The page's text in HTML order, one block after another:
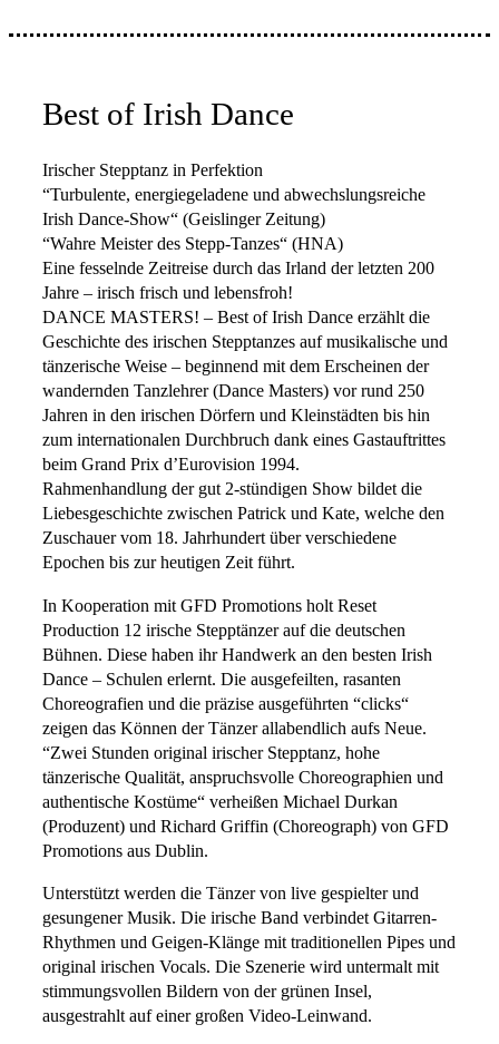
Best of Irish Dance
Irischer Stepptanz in Perfektion
“Turbulente, energiegeladene und abwechslungsreiche
Irish Dance-Show“ (Geislinger Zeitung)
“Wahre Meister des Stepp-Tanzes“ (HNA)
Eine fesselnde Zeitreise durch das Irland der letzten 200
Jahre – irisch frisch und lebensfroh!
DANCE MASTERS! – Best of Irish Dance erzählt die
Geschichte des irischen Stepptanzes auf musikalische und
tänzerische Weise – beginnend mit dem Erscheinen der
wandernden Tanzlehrer (Dance Masters) vor rund 250
Jahren in den irischen Dörfern und Kleinstädten bis hin
zum internationalen Durchbruch dank eines Gastauftrittes
beim Grand Prix d’Eurovision 1994.
Rahmenhandlung der gut 2-stündigen Show bildet die
Liebesgeschichte zwischen Patrick und Kate, welche den
Zuschauer vom 18. Jahrhundert über verschiedene
Epochen bis zur heutigen Zeit führt.
In Kooperation mit GFD Promotions holt Reset
Production 12 irische Stepptänzer auf die deutschen
Bühnen. Diese haben ihr Handwerk an den besten Irish
Dance – Schulen erlernt. Die ausgefeilten, rasanten
Choreografien und die präzise ausgeführten “clicks“
zeigen das Können der Tänzer allabendlich aufs Neue.
“Zwei Stunden original irischer Stepptanz, hohe
tänzerische Qualität, anspruchsvolle Choreographien und
authentische Kostüme“ verheißen Michael Durkan
(Produzent) und Richard Griffin (Choreograph) von GFD
Promotions aus Dublin.
Unterstützt werden die Tänzer von live gespielter und
gesungener Musik. Die irische Band verbindet Gitarren-
Rhythmen und Geigen-Klänge mit traditionellen Pipes und
original irischen Vocals. Die Szenerie wird untermalt mit
stimmungsvollen Bildern von der grünen Insel,
ausgestrahlt auf einer großen Video-Leinwand.